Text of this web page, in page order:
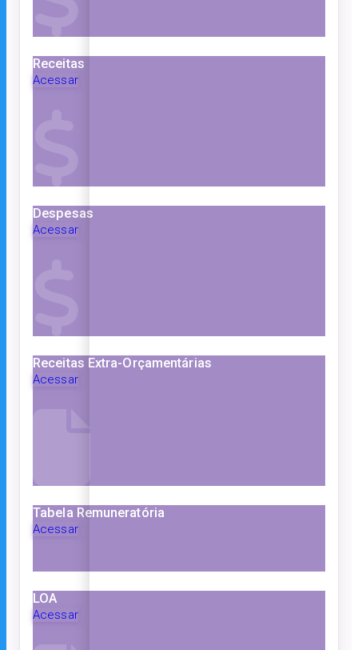
Receitas
Acessar
Despesas
Acessar
Receitas Extra-Orçamentárias
Acessar
Tabela Remuneratória
Acessar
LOA
Acessar